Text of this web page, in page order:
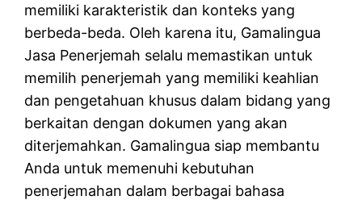
memiliki karakteristik dan konteks yang
berbeda-beda. Oleh karena itu, Gamalingua
Jasa Penerjemah selalu memastikan untuk
memilih penerjemah yang memiliki keahlian
dan pengetahuan khusus dalam bidang yang
berkaitan dengan dokumen yang akan
diterjemahkan. Gamalingua siap membantu
Anda untuk memenuhi kebutuhan
penerjemahan dalam berbagai bahasa